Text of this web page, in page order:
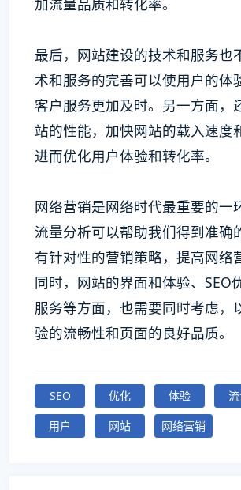
加流量品质和转化率。
最后，网站建设的技术和服务也
术和服务的完善可以使用户的体
客户服务更加及时。另一方面，
站的性能，加快网站的载入速度
进而优化用户体验和转化率。
网络营销是网络时代最重要的一
流量分析可以帮助我们得到准确
有针对性的营销策略，提高网络
同时，网站的界面和体验、SEO
服务等方面，也需要同时考虑，
验的流畅性和页面的良好品质。
SEO 优化 体验
用户
网站 网络营销